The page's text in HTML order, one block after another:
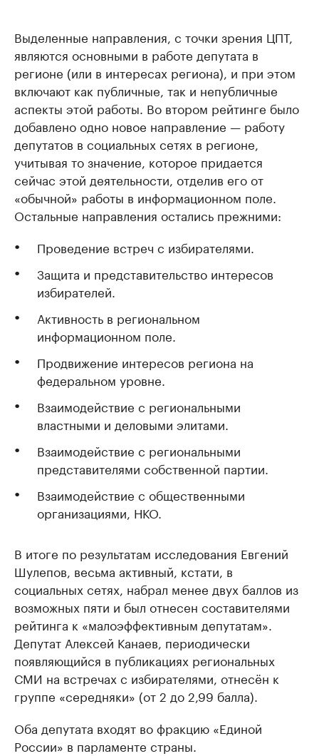
Выделенные направления, с точки зрения ЦПТ,
являются основными в работе депутата в
регионе (или в интересах региона), и при этом
включают как публичные, так и непубличные
аспекты этой работы. Во втором рейтинге было
добавлено одно новое направление — работу
депутатов в социальных сетях в регионе,
учитывая то значение, которое придается
сейчас этой деятельности, отделив его от
«обычной» работы в информационном поле.
Остальные направления остались прежними:
Проведение встреч с избирателями.
Защита и представительство интересов
избирателей.
Активность в региональном
информационном поле.
Продвижение интересов региона на
федеральном уровне.
Взаимодействие с региональными
властными и деловыми элитами.
Взаимодействие с региональными
представителями собственной партии.
Взаимодействие с общественными
организациями, НКО.
В итоге по результатам исследования Евгений
Шулепов, весьма активный, кстати, в
социальных сетях, набрал менее двух баллов из
возможных пяти и был отнесен составителями
рейтинга к «малоэффективным депутатам».
Депутат Алексей Канаев, периодически
появляющийся в публикациях региональных
СМИ на встречах с избирателями, отнесён к
группе «середняки» (от 2 до 2,99 балла).
Оба депутата входят во фракцию «Единой
России» в парламенте страны.